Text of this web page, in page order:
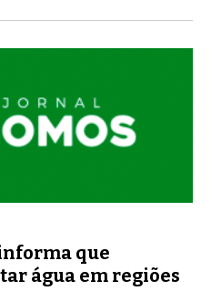
que
água em regiões